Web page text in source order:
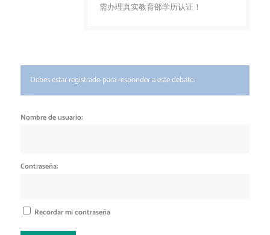
需办理真实教育部学历认证！
Debes estar registrado para responder a este debate.
Nombre de usuario:
Contraseña:
Recordar mi contraseña